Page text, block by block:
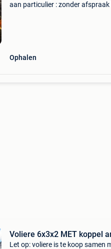
aan particulier : zonder afspraak
Ophalen
Voliere 6x3x2 MET koppel
Let op: voliere is te koop samen